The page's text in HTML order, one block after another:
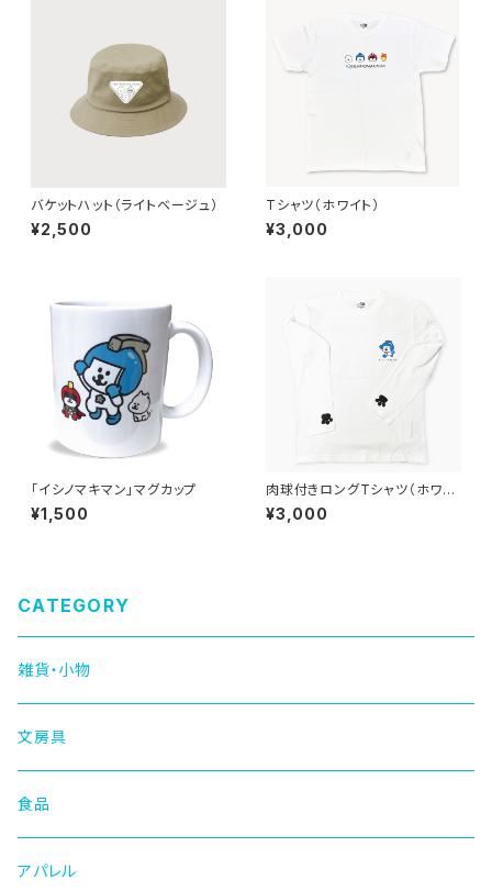
バケットハット（ライトベージュ）
¥2,500
Tシャツ（ホワイト）
¥3,000
「イシノマキマン」マグカップ
¥1,500
肉球付きロングTシャツ（ホワイ
ト）
¥3,000
CATEGORY
雑貨・小物
文房具
食品
アパレル